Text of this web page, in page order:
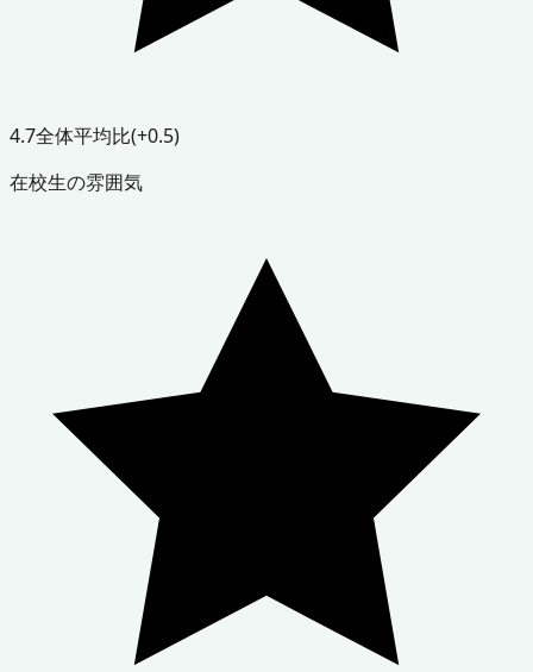
4.7全体平均比(+0.5)
在校生の雰囲気